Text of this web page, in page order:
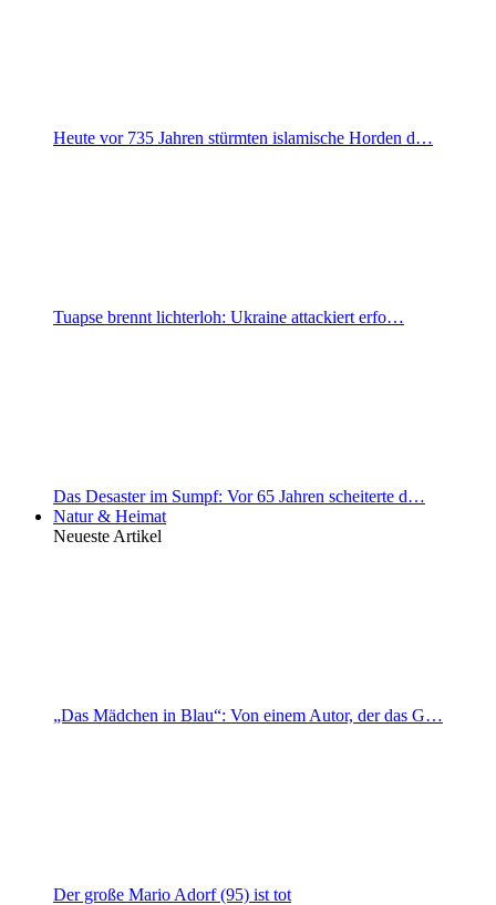
Heute vor 735 Jahren stürmten islamische Horden d…
Tuapse brennt lichterloh: Ukraine attackiert erfo…
Das Desaster im Sumpf: Vor 65 Jahren scheiterte d…
Natur & Heimat
Neueste Artikel
„Das Mädchen in Blau“: Von einem Autor, der das G…
Der große Mario Adorf (95) ist tot